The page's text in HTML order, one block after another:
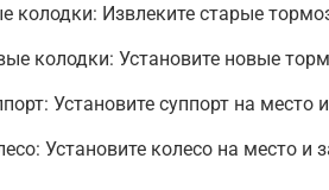
колодки: Извлеките старые
колодки: Установите новые
Установите суппорт на место
Установите колесо на место и